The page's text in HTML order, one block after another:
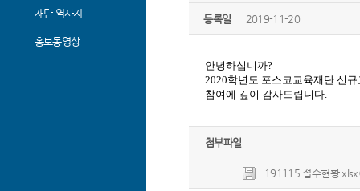
재단 역사지
홍보동영상
등록일 2019-11-20
안녕하십니까?
2020학년도 포스코교육재단 신
참여에 깊이 감사드립니다.
첨부파일
191115 접수현황